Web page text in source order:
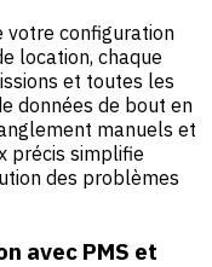
votre configuration
location, chaque
et toutes les
données de bout en
manuels et
précis simplifie
des problèmes
avec PMS et